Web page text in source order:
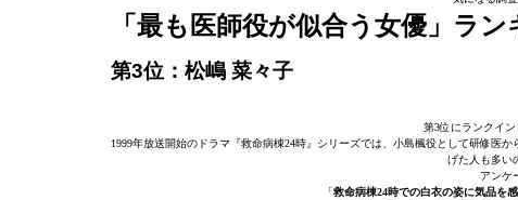
「最も医師役が似合う女優」ラ
第3位：松嶋 菜々子
第3位にランクイン
1999年放送開始のドラマ『救命病棟24時』シリーズでは、小島楓役として研修医
げた人も多い
アンケ
「救命病棟24時での白衣の姿に気品を